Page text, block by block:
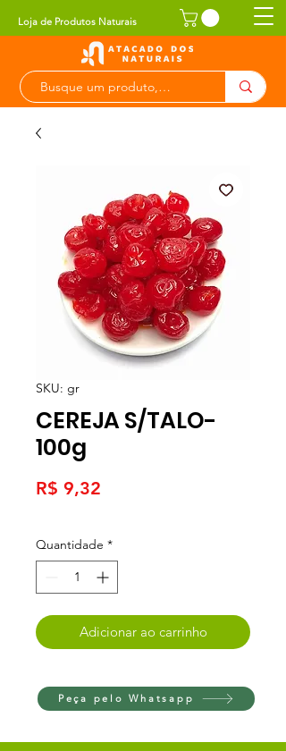
Loja de Produtos Naturais
SKU: gr
CEREJA S/TALO-
100g
R$ 9,32
Quantidade *
Adicionar ao carrinho
Peça pelo Whatsapp